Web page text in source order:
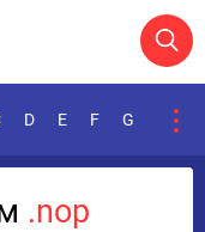
D E F G
.nop